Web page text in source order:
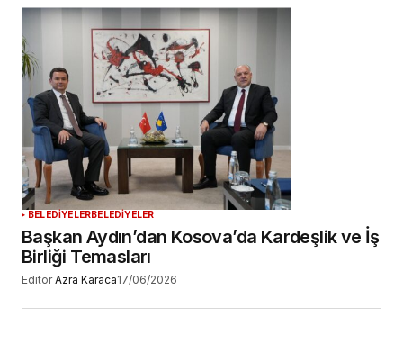
BELEDİYELERBELEDİYELER
Başkan Aydın’dan Kosova’da Kardeşlik ve İş
Birliği Temasları
Editör Azra Karaca17/06/2026